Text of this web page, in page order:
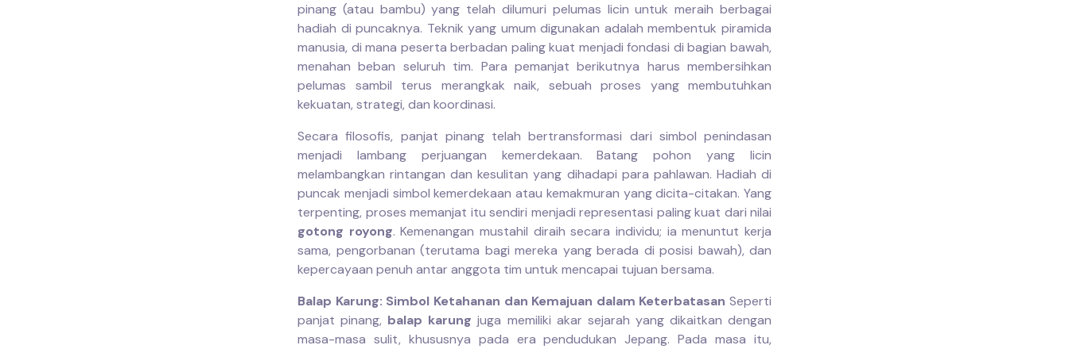
pinang (atau bambu) yang telah dilumuri pelumas licin untuk meraih berbagai
hadiah di puncaknya. Teknik yang umum digunakan adalah membentuk piramida
manusia, di mana peserta berbadan paling kuat menjadi fondasi di bagian bawah,
menahan beban seluruh tim. Para pemanjat berikutnya harus membersihkan
pelumas sambil terus merangkak naik, sebuah proses yang membutuhkan
kekuatan, strategi, dan koordinasi.
Secara filosofis, panjat pinang telah bertransformasi dari simbol penindasan
menjadi lambang perjuangan kemerdekaan. Batang pohon yang licin
melambangkan rintangan dan kesulitan yang dihadapi para pahlawan. Hadiah di
puncak menjadi simbol kemerdekaan atau kemakmuran yang dicita-citakan. Yang
terpenting, proses memanjat itu sendiri menjadi representasi paling kuat dari nilai
gotong royong. Kemenangan mustahil diraih secara individu; ia menuntut kerja
sama, pengorbanan (terutama bagi mereka yang berada di posisi bawah), dan
kepercayaan penuh antar anggota tim untuk mencapai tujuan bersama.
Balap Karung: Simbol Ketahanan dan Kemajuan dalam Keterbatasan Seperti
panjat pinang, balap karung juga memiliki akar sejarah yang dikaitkan dengan
masa-masa sulit, khususnya pada era pendudukan Jepang. Pada masa itu,